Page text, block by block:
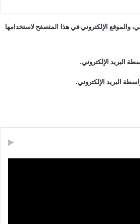
والموقع الإلكتروني في هذا المتصفح لاستخدامها
البريد الإلكتروني.
البريد الإلكتروني.